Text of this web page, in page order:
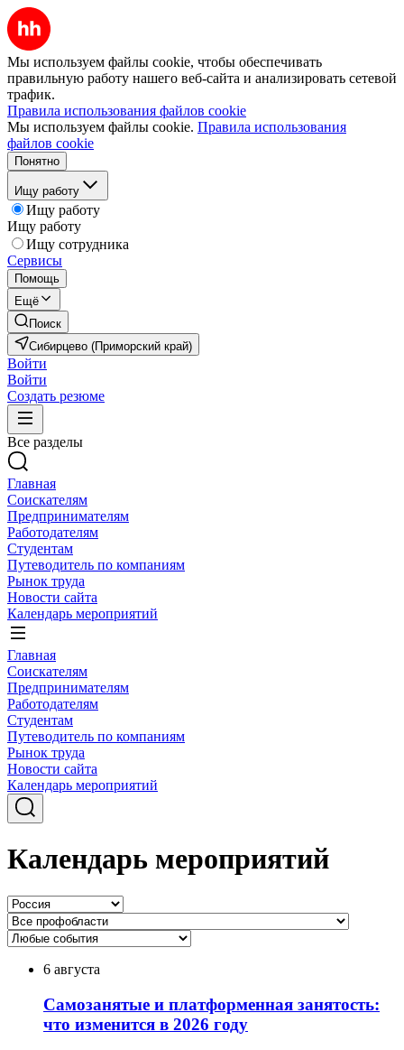
Мы используем файлы cookie, чтобы обеспечивать
правильную работу нашего веб-сайта и анализировать сетевой
трафик.
Правила использования файлов cookie
Мы используем файлы cookie. Правила использования
файлов cookie
Понятно
Ищу работу
Ищу работу
Ищу работу
Ищу сотрудника
Сервисы
Помощь
Ещё
Поиск
Сибирцево (Приморский край)
Войти
Войти
Создать резюме
Все разделы
Главная
Соискателям
Предпринимателям
Работодателям
Студентам
Путеводитель по компаниям
Рынок труда
Новости сайта
Календарь мероприятий
Главная
Соискателям
Предпринимателям
Работодателям
Студентам
Путеводитель по компаниям
Рынок труда
Новости сайта
Календарь мероприятий
Календарь мероприятий
6 августа
Самозанятые и платформенная занятость:
что изменится в 2026 году